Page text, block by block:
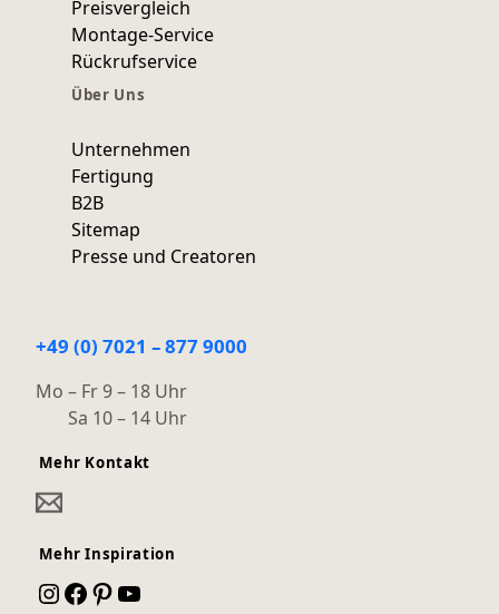
Preisvergleich
Montage-Service
Rückrufservice
Über Uns
Unternehmen
Fertigung
B2B
Sitemap
Presse und Creatoren
+49 (0) 7021 – 877 9000
Mo – Fr 9 – 18 Uhr
Sa 10 – 14 Uhr
Mehr Kontakt
Mehr Inspiration
InstagramFacebook Pinterest YouTube